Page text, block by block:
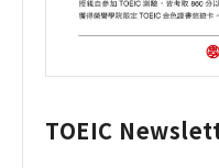
TOEIC